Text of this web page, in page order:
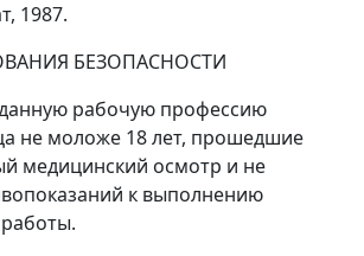
1987.
БЕЗОПАСНОСТИ
рабочую профессию
не моложе 18 лет, прошедшие
медицинский осмотр и не
к выполнению